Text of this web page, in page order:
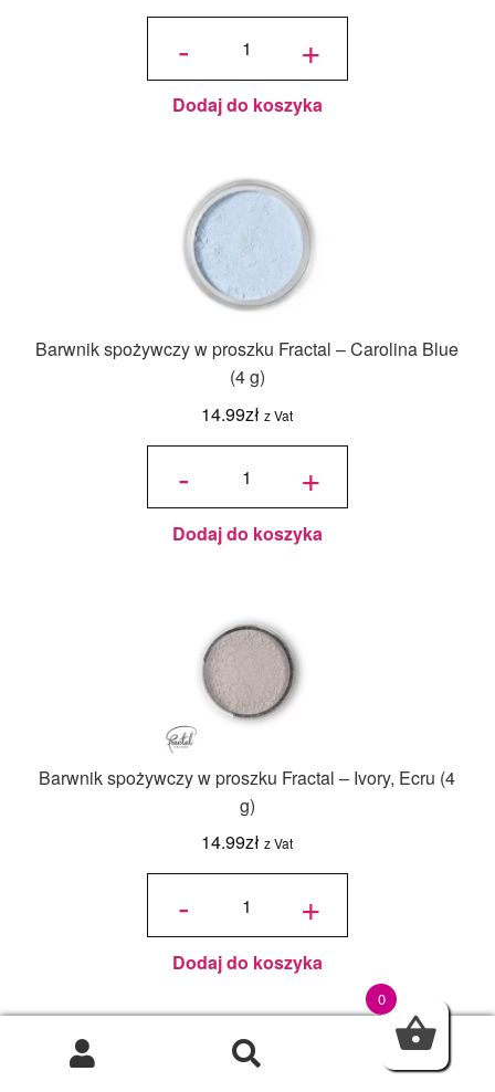
-
ilość
w proszku
Fractal -
Fuksja (1,5
g) +
Dodaj do koszyka
Barwnik spożywczy w proszku Fractal – Carolina Blue
(4 g)
14.99zł z Vat
-
ilość
w proszku
Fractal -
Blue (4 g) +
Dodaj do koszyka
Barwnik spożywczy w proszku Fractal – Ivory, Ecru (4
g)
14.99zł z Vat
-
ilość
w proszku
Fractal -
Ivory, Ecru
(4 g) +
Dodaj do koszyka
0